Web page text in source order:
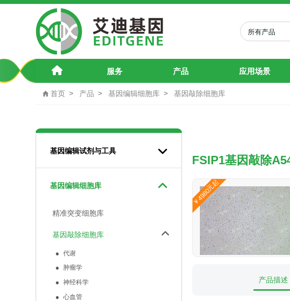
FSIP1基因敲除A549细胞
所有产品
服务 产品 应用场景
首页 产品 基因编辑细胞库 基因敲除细胞库
基因编辑试剂与工具
基因编辑细胞库
精准突变细胞库
基因敲除细胞库
● 代谢
● 肿瘤学
● 神经科学
● 心血管
FSIP1基因敲除
￥4980元起
产品描述